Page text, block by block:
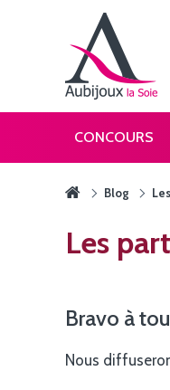
CONCOURS
Blog
Les
Bravo à
Nous